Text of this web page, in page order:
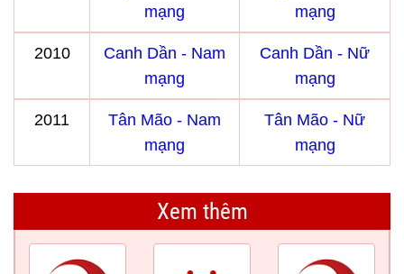
mạng
mạng
2010
Canh Dần - Nam
mạng
Canh Dần - Nữ
mạng
2011
Tân Mão - Nam
mạng
Tân Mão - Nữ
mạng
Xem thêm